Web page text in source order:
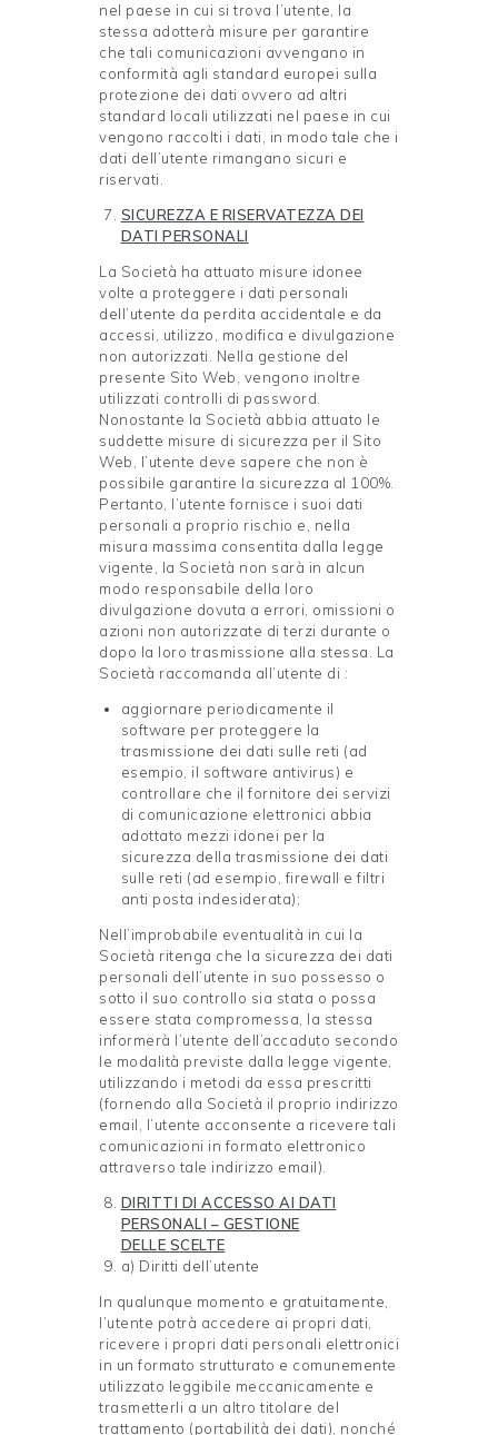
nel paese in cui si trova l’utente, la
stessa adotterà misure per garantire
che tali comunicazioni avvengano in
conformità agli standard europei sulla
protezione dei dati ovvero ad altri
standard locali utilizzati nel paese in cui
vengono raccolti i dati, in modo tale che i
dati dell’utente rimangano sicuri e
riservati.
SICUREZZA E RISERVATEZZA DEI
DATI PERSONALI
La Società ha attuato misure idonee
volte a proteggere i dati personali
dell’utente da perdita accidentale e da
accessi, utilizzo, modifica e divulgazione
non autorizzati. Nella gestione del
presente Sito Web, vengono inoltre
utilizzati controlli di password.
Nonostante la Società abbia attuato le
suddette misure di sicurezza per il Sito
Web, l’utente deve sapere che non è
possibile garantire la sicurezza al 100%.
Pertanto, l’utente fornisce i suoi dati
personali a proprio rischio e, nella
misura massima consentita dalla legge
vigente, la Società non sarà in alcun
modo responsabile della loro
divulgazione dovuta a errori, omissioni o
azioni non autorizzate di terzi durante o
dopo la loro trasmissione alla stessa. La
Società raccomanda all’utente di :
aggiornare periodicamente il
software per proteggere la
trasmissione dei dati sulle reti (ad
esempio, il software antivirus) e
controllare che il fornitore dei servizi
di comunicazione elettronici abbia
adottato mezzi idonei per la
sicurezza della trasmissione dei dati
sulle reti (ad esempio, firewall e filtri
anti posta indesiderata);
Nell’improbabile eventualità in cui la
Società ritenga che la sicurezza dei dati
personali dell’utente in suo possesso o
sotto il suo controllo sia stata o possa
essere stata compromessa, la stessa
informerà l’utente dell’accaduto secondo
le modalità previste dalla legge vigente,
utilizzando i metodi da essa prescritti
(fornendo alla Società il proprio indirizzo
email, l’utente acconsente a ricevere tali
comunicazioni in formato elettronico
attraverso tale indirizzo email).
DIRITTI DI ACCESSO AI DATI
PERSONALI – GESTIONE
DELLE SCELTE
a) Diritti dell’utente
In qualunque momento e gratuitamente,
l’utente potrà accedere ai propri dati,
ricevere i propri dati personali elettronici
in un formato strutturato e comunemente
utilizzato leggibile meccanicamente e
trasmetterli a un altro titolare del
trattamento (portabilità dei dati), nonché